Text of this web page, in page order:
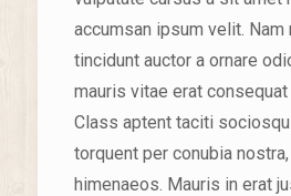
accumsan ipsum velit.
tincidunt auctor a ornare
mauris vitae erat
Class aptent taciti
torquent per conubia
himenaeos. Mauris in erat